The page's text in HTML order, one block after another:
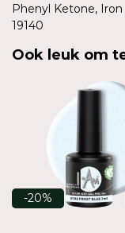
Phenyl Ketone, Iron
19140
Ook leuk om
-20%